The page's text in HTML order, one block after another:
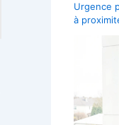
Urgence
à